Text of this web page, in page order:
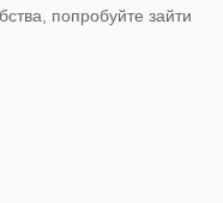
попробуйте зайти